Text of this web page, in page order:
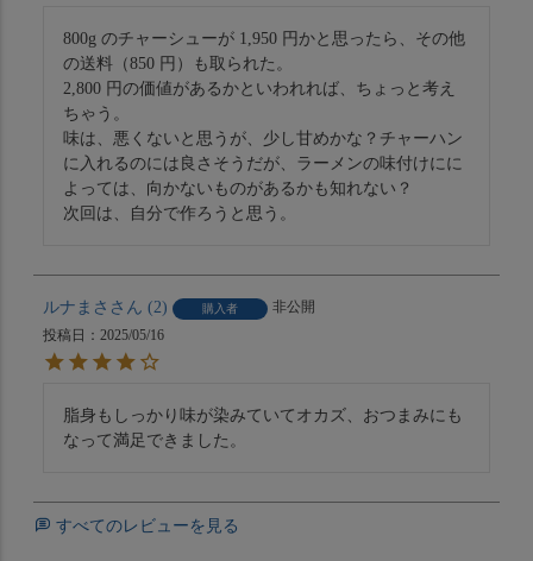
800g のチャーシューが 1,950 円かと思ったら、その他
の送料（850 円）も取られた。
2,800 円の価値があるかといわれれば、ちょっと考え
ちゃう。
味は、悪くないと思うが、少し甘めかな？チャーハン
に入れるのには良さそうだが、ラーメンの味付けにに
よっては、向かないものがあるかも知れない？
次回は、自分で作ろうと思う。
ルナまさ 2 購入者
非公開
投稿日
2025/05/16
脂身もしっかり味が染みていてオカズ、おつまみにも
なって満足できました。
すべてのレビューを見る